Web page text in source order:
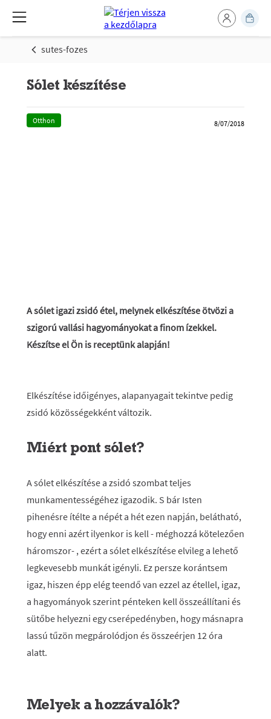
sutes-fozes
Sólet készítése
Otthon 8/07/2018
A sólet igazi zsidó étel, melynek elkészítése ötvözi a
szigorú vallási hagyományokat a finom ízekkel.
Készítse el Ön is receptünk alapján!
Elkészítése időigényes, alapanyagait tekintve pedig
zsidó közösségekként változik.
Miért pont sólet?
A sólet elkészítése a zsidó szombat teljes
munkamentességéhez igazodik. S bár Isten
pihenésre ítélte a népét a hét ezen napján, belátható,
hogy enni azért ilyenkor is kell - méghozzá kötelezően
háromszor- , ezért a sólet elkészítése elvileg a lehető
legkevesebb munkát igényli. Ez persze korántsem
igaz, hiszen épp elég teendő van ezzel az étellel, igaz,
a hagyományok szerint pénteken kell összeállítani és
sütőbe helyezni egy cserépedényben, hogy másnapra
lassú tűzön megpárolódjon és összeérjen 12 óra
alatt.
Melyek a hozzávalók?